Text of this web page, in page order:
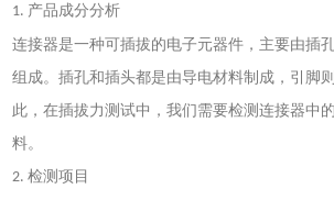
1. 产品成分分析
连接器是一种可插拔的电子元器件，主要由插
组成。插孔和插头都是由导电材料制成，引脚
此，在插拔力测试中，我们需要检测连接器中
料。
2.检测项目